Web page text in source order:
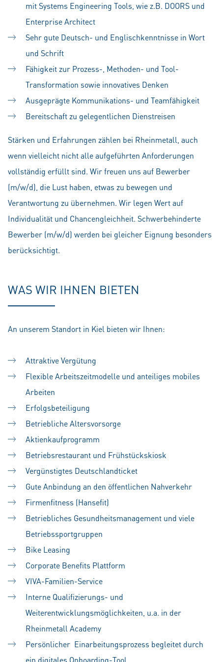
mit Systems Engineering Tools, wie z.B. DOORS und
Enterprise Architect
Sehr gute Deutsch- und Englischkenntnisse in Wort
und Schrift
Fähigkeit zur Prozess-, Methoden- und Tool-
Transformation sowie innovatives Denken
Ausgeprägte Kommunikations- und Teamfähigkeit
Bereitschaft zu gelegentlichen Dienstreisen
Stärken und Erfahrungen zählen bei Rheinmetall, auch
wenn vielleicht nicht alle aufgeführten Anforderungen
vollständig erfüllt sind. Wir freuen uns auf Bewerber
(m/w/d), die Lust haben, etwas zu bewegen und
Verantwortung zu übernehmen. Wir legen Wert auf
Individualität und Chancengleichheit. Schwerbehinderte
Bewerber (m/w/d) werden bei gleicher Eignung besonders
berücksichtigt.
WAS WIR IHNEN BIETEN
An unserem Standort in Kiel bieten wir Ihnen:
Attraktive Vergütung
Flexible Arbeitszeitmodelle und anteiliges mobiles
Arbeiten
Erfolgsbeteiligung
Betriebliche Altersvorsorge
Aktienkaufprogramm
Betriebsrestaurant und Frühstückskiosk
Vergünstigtes Deutschlandticket
Gute Anbindung an den öffentlichen Nahverkehr
Firmenfitness (Hansefit)
Betriebliches Gesundheitsmanagement und viele
Betriebssportgruppen
Bike Leasing
Corporate Benefits Plattform
VIVA-Familien-Service
Interne Qualifizierungs- und
Weiterentwicklungsmöglichkeiten, u.a. in der
Rheinmetall Academy
Persönlicher Einarbeitungsprozess begleitet durch
ein digitales Onboarding-Tool